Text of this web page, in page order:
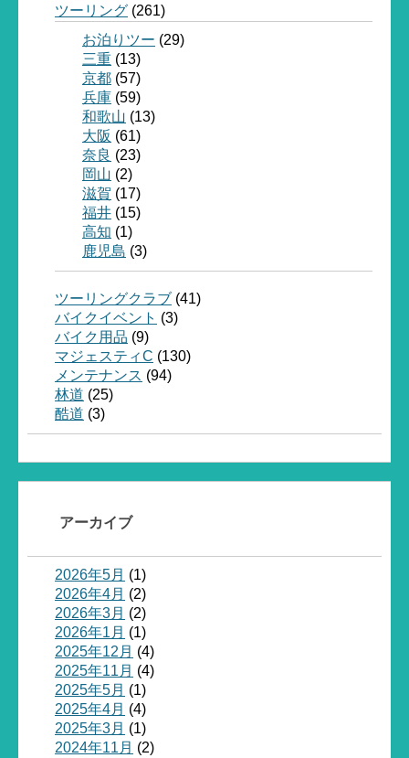
ツーリング (261)
お泊りツー (29)
三重 (13)
京都 (57)
兵庫 (59)
和歌山 (13)
大阪 (61)
奈良 (23)
岡山 (2)
滋賀 (17)
福井 (15)
高知 (1)
鹿児島 (3)
ツーリングクラブ (41)
バイクイベント (3)
バイク用品 (9)
マジェスティC (130)
メンテナンス (94)
林道 (25)
酷道 (3)
アーカイブ
2026年5月 (1)
2026年4月 (2)
2026年3月 (2)
2026年1月 (1)
2025年12月 (4)
2025年11月 (4)
2025年5月 (1)
2025年4月 (4)
2025年3月 (1)
2024年11月 (2)